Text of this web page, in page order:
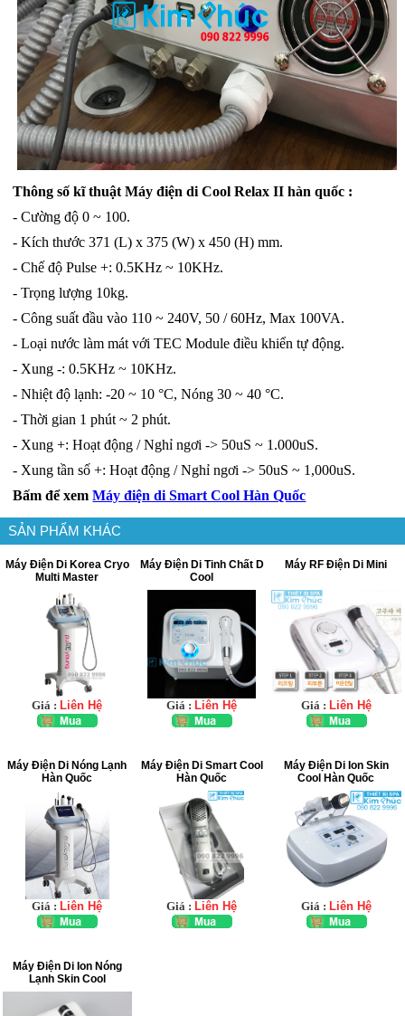
Thông số kĩ thuật Máy điện di Cool Relax II hàn quốc :
- Cường độ 0 ~ 100.
- Kích thước 371 (L) x 375 (W) x 450 (H) mm.
- Chế độ Pulse +: 0.5KHz ~ 10KHz.
- Trọng lượng 10kg.
- Công suất đầu vào 110 ~ 240V, 50 / 60Hz, Max 100VA.
- Loại nước làm mát với TEC Module điều khiển tự động.
- Xung -: 0.5KHz ~ 10KHz.
- Nhiệt độ lạnh: -20 ~ 10 °C, Nóng 30 ~ 40 °C.
- Thời gian 1 phút ~ 2 phút.
- Xung +: Hoạt động / Nghỉ ngơi -> 50uS ~ 1.000uS.
- Xung tần số +: Hoạt động / Nghỉ ngơi -> 50uS ~ 1,000uS.
Bấm để xemMáy điện di Smart Cool Hàn Quốc
SẢN PHẨM KHÁC
Máy Điện Di Korea Cryo
Multi Master
Giá : Liên Hệ
Máy Điện Di Tinh Chất D
Cool
Giá : Liên Hệ
Máy RF Điện Di Mini
Giá : Liên Hệ
Máy Điện Di Nóng Lạnh
Hàn Quốc
Giá : Liên Hệ
Máy Điện Di Smart Cool
Hàn Quốc
Giá : Liên Hệ
Máy Điện Di Ion Skin
Cool Hàn Quốc
Giá : Liên Hệ
Máy Điện Di Ion Nóng
Lạnh Skin Cool